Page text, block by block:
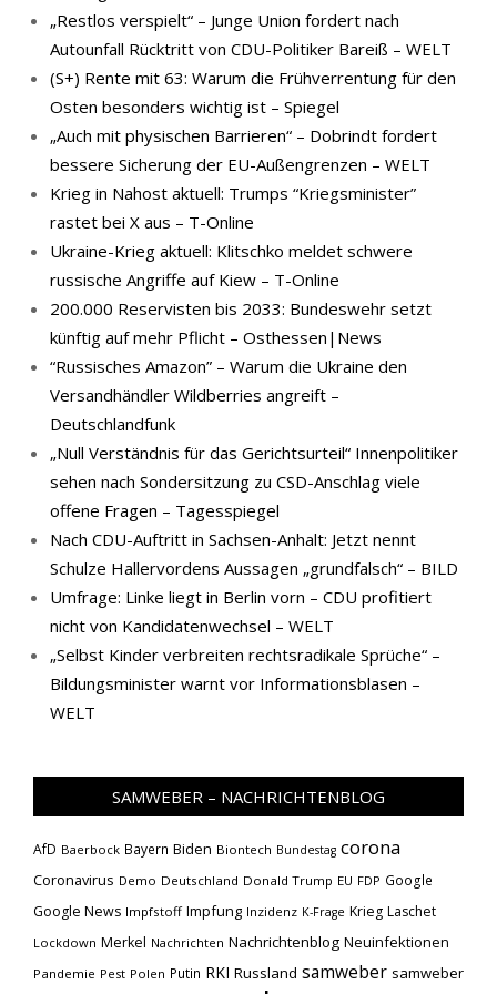
„Restlos verspielt“ – Junge Union fordert nach
Autounfall Rücktritt von CDU-Politiker Bareiß – WELT
(S+) Rente mit 63: Warum die Frühverrentung für den
Osten besonders wichtig ist – Spiegel
„Auch mit physischen Barrieren“ – Dobrindt fordert
bessere Sicherung der EU-Außengrenzen – WELT
Krieg in Nahost aktuell: Trumps “Kriegsminister”
rastet bei X aus – T-Online
Ukraine-Krieg aktuell: Klitschko meldet schwere
russische Angriffe auf Kiew – T-Online
200.000 Reservisten bis 2033: Bundeswehr setzt
künftig auf mehr Pflicht – Osthessen|News
“Russisches Amazon” – Warum die Ukraine den
Versandhändler Wildberries angreift –
Deutschlandfunk
„Null Verständnis für das Gerichtsurteil“ Innenpolitiker
sehen nach Sondersitzung zu CSD-Anschlag viele
offene Fragen – Tagesspiegel
Nach CDU-Auftritt in Sachsen-Anhalt: Jetzt nennt
Schulze Hallervordens Aussagen „grundfalsch“ – BILD
Umfrage: Linke liegt in Berlin vorn – CDU profitiert
nicht von Kandidatenwechsel – WELT
„Selbst Kinder verbreiten rechtsradikale Sprüche“ –
Bildungsminister warnt vor Informationsblasen –
WELT
SAMWEBER – NACHRICHTENBLOG
AfD Baerbock Bayern Biden Biontech Bundestag corona
Coronavirus Demo Deutschland Donald Trump EU FDP Google
Google News Impfstoff Impfung Inzidenz K-Frage Krieg Laschet
Lockdown Merkel Nachrichten Nachrichtenblog Neuinfektionen
Pandemie Pest Polen Putin RKI Russland samweber samweber